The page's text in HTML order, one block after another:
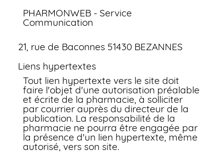
PHARMONWEB - Service
Communication
21, rue de Baconnes 51430 BEZANNES
Liens hypertextes
Tout lien hypertexte vers le site doit
faire l'objet d'une autorisation préalable
et écrite de la pharmacie, à solliciter
par courrier auprès du directeur de la
publication. La responsabilité de la
pharmacie ne pourra être engagée par
la présence d'un lien hypertexte, même
autorisé, vers son site.